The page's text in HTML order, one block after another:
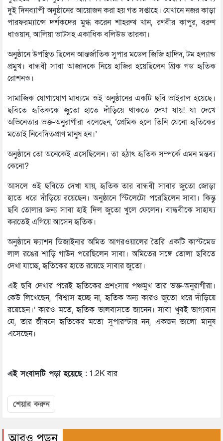
দুই দিনব্যাপী অনুষ্ঠানের আয়োজন করা হয় গত সপ্তাহে। যেখানে নজর কাড়া
পারফরম্যান্সে দর্শকদের মুগ্ধ করেন শাহরুখ খান, রণবীর কাপুর, বরুণ
ধাওয়ান, আলিয়া ভাটসহ একাধিক বলিউড তারকা।
অনুষ্ঠানে উপস্থিত ছিলেন আন্তর্জাতিক সুপার মডেল জিজি হাদিদ, টম হল্যান্ড
প্রমুখ। বান্ধবী সাবা আজাদকে নিয়ে হাজির হয়েছিলেন গ্রিক গড হৃতিক
রোশনও।
সামাজিক যোগাযোগ মাধ্যমে ওই অনুষ্ঠানের একটি ছবি ভাইরাল হয়েছে।
ছবিতে হৃতিককে জুতো হাতে দাঁড়িয়ে থাকতে দেখা যায়! যা দেখে
অভিনেতার ভক্ত-অনুরাগীরা বলেছেন, ‘প্রেমিক হলে তিনি যেনো হৃতিকের
মতোই নিবেদিতপ্রাণ মানুষ হন।’
অনুষ্ঠানে তো অনেকেই এসেছিলেন। তা হঠাৎ হৃতিক সম্পর্কে এমন মন্তব্য
কেনো?
আসলে ওই ছবিতে দেখা যায়, হৃতিক তার বান্ধবী সাবার জুতো জোড়া
হাতে ধরে দাঁড়িয়ে রয়েছেন। অনুষ্ঠানে স্টিলেটো পরেছিলেন সাবা। কিন্তু
ছবি তোলার জন্য সাবা হাই দিল জুতো খুলে ফেলেন। বান্ধবীকে সাহায্য
করতেই এগিয়ে আসেন হৃতিক।
অনুষ্ঠানে ফ্যাশন ডিজাইনার অমিত আগরওয়ালের তৈরি একটি কাস্টমেড
লাল রঙের শাড়ি গাউন পরেছিলেন সাবা। অমিতের সঙ্গে তোলা ছবিতে
দেখা যাচ্ছে, হৃতিকের হাতে রয়েছে সাবার জুতো।
এই ছবি দেখার পরেই হৃতিকের প্রশংসায় পঞ্চমুখ তার ভক্ত-অনুরাগীরা।
কেউ লিখেছেন, ‘বিশ্বাস হচ্ছে না, হৃতিক অন্য কারও জুতো ধরে দাঁড়িয়ে
রয়েছেন।’ কারও মতে, হৃতিক ভালবাসতে জানেন। সাবা খুবই ভাগ্যবান
যে, তার জীবনে হৃতিকের মতো সুপারস্টার নন, একজন ভালো মানুষ
এসেছেন।
এই সংবাদটি পড়া হয়েছে : 1.2K বার
শেয়ার করুন